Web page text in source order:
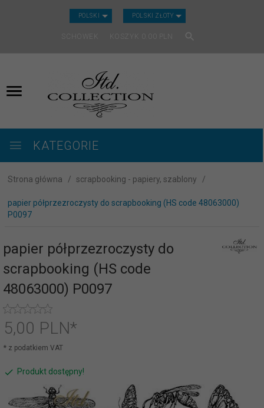
POLSKI CURRENCY_H
POLSKI ZŁOTY
SCHOWEK KOSZYK
KATEGORIE
Strona główna scrapbooking - papiery, szablony
papier półprzezroczysty do scrapbooking (HS code 48063000)
P0097
papier półprzezroczysty do
scrapbooking (HS code
48063000) P0097
5,00 PLN*
* z podatkiem VAT
Produkt dostępny!